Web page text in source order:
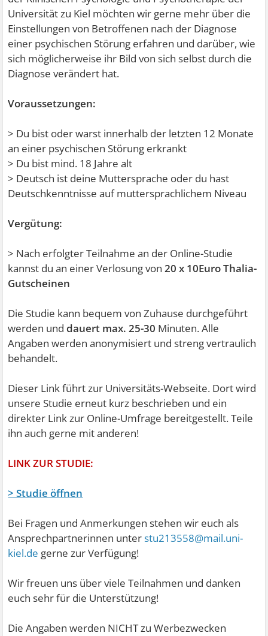
Universität zu Kiel möchten wir gerne mehr über die
Einstellungen von Betroffenen nach der Diagnose
einer psychischen Störung erfahren und darüber, wie
sich möglicherweise ihr Bild von sich selbst durch die
Diagnose verändert hat.
Voraussetzungen:
> Du bist oder warst innerhalb der letzten 12 Monate
an einer psychischen Störung erkrankt
> Du bist mind. 18 Jahre alt
> Deutsch ist deine Muttersprache oder du hast
Deutschkenntnisse auf muttersprachlichem Niveau
Vergütung:
> Nach erfolgter Teilnahme an der Online-Studie
kannst du an einer Verlosung von20 x 10Euro Thalia-
Gutscheinen
Die Studie kann bequem von Zuhause durchgeführt
werden unddauert max. 25-30 Minuten. Alle
Angaben werden anonymisiert und streng vertraulich
behandelt.
Dieser Link führt zur Universitäts-Webseite. Dort wird
unsere Studie erneut kurz beschrieben und ein
direkter Link zur Online-Umfrage bereitgestellt. Teile
ihn auch gerne mit anderen!
LINK ZUR STUDIE:
> Studie öffnen
Bei Fragen und Anmerkungen stehen wir euch als
Ansprechpartnerinnen unterstu213558@mail.uni-
kiel.de gerne zur Verfügung!
Wir freuen uns über viele Teilnahmen und danken
euch sehr für die Unterstützung!
Die Angaben werden NICHT zu Werbezwecken